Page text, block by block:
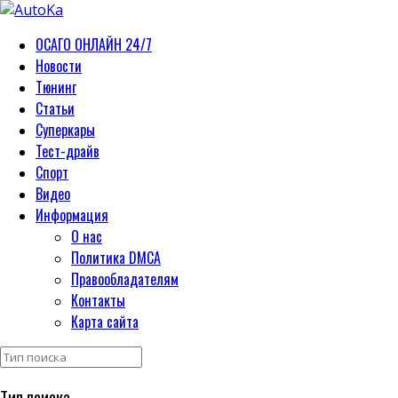
ОСАГО ОНЛАЙН 24/7
Новости
Тюнинг
Статьи
Суперкары
Тест-драйв
Спорт
Видео
Информация
О нас
Политика DMCA
Правообладателям
Контакты
Карта сайта